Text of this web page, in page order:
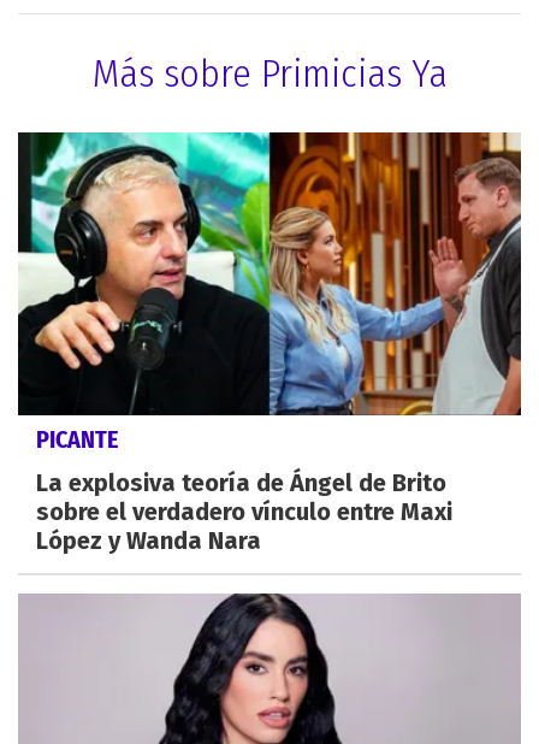
Más sobre Primicias Ya
PICANTE
La explosiva teoría de Ángel de Brito
sobre el verdadero vínculo entre Maxi
López y Wanda Nara